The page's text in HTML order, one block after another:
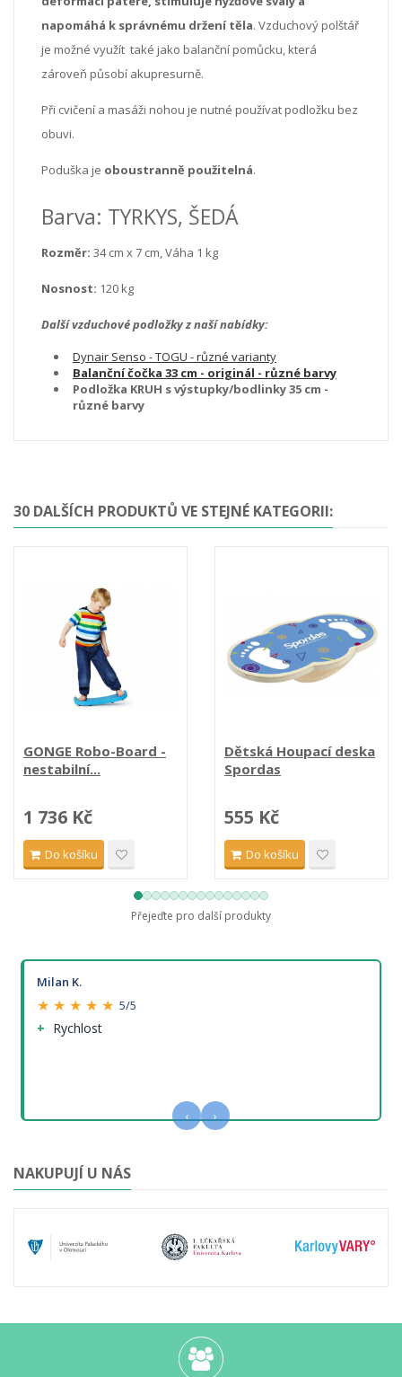
napomáhá k správnému držení těla. Vzduchový polštář
je možné využít také jako balanční pomůcku, která
zároveň působí akupresurně.
Při cvičení a masáži nohou je nutné používat podložku bez
obuvi.
Poduška je oboustranně použitelná.
Barva: TYRKYS, ŠEDÁ
Rozměr: 34 cm x 7 cm, Váha 1 kg
Nosnost: 120 kg
Další vzduchové podložky z naší nabídky:
Dynair Senso - TOGU - různé varianty
Balanční čočka 33 cm - originál - různé barvy
Podložka KRUH s výstupky/bodlinky 35 cm -
různé barvy
30 DALŠÍCH PRODUKTŮ VE STEJNÉ KATEGORII:
GONGE Robo-Board -
nestabilní...
1 736 Kč
Do košíku
Dětská Houpací deska
Spordas
555 Kč
Do košíku
Přejeďte pro další produkty
Milan K.
★ ★ ★ ★ ★ 5/5
Rychlost
‹ ›
NAKUPUJÍ U NÁS